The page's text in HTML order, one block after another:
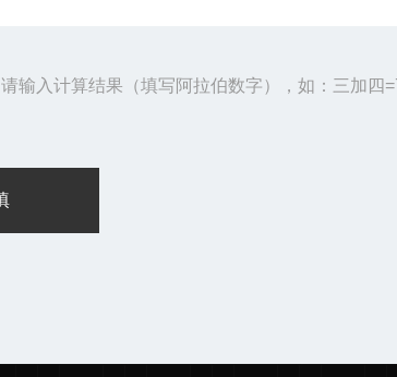
请输入计算结果（填写阿拉伯数字），如：三加四